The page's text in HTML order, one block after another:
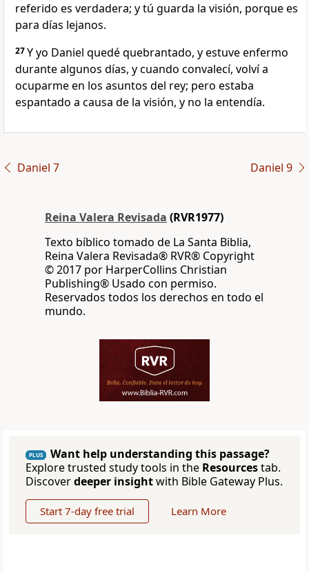
referido es verdadera; y tú guarda la visión, porque es
para días lejanos.
27Y yo Daniel quedé quebrantado, y estuve enfermo
durante algunos días, y cuando convalecí, volví a
ocuparme en los asuntos del rey; pero estaba
espantado a causa de la visión, y no la entendía.
Daniel 7 Daniel 9
Reina Valera Revisada (RVR1977)
Texto bíblico tomado de La Santa Biblia,
Reina Valera Revisada® RVR® Copyright
© 2017 por HarperCollins Christian
Publishing® Usado con permiso.
Reservados todos los derechos en todo el
mundo.
PLUS
Want help understanding this passage?
Explore trusted study tools in the Resourcestab.
Discoverdeeper insightwith Bible Gateway Plus.
Start 7-day free trial Learn More